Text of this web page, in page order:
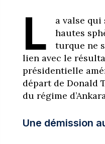
L
a valse qui
hautes
turque ne
lien avec le
présidentielle
départ de Donald
du régime
Une démission